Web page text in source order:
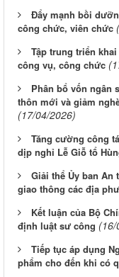
Đẩy mạnh bồi
công chức, viên chức
Tập trung triển
công vụ, công chức
Phân bổ vốn ngân
thôn mới và giảm
(17/04/2026)
Tăng cường công
dịp nghỉ Lễ Giỗ tổ
Giải thể Ủy ban An
giao thông các địa
Kết luận của Bộ
định luật sư công (16/
Tiếp tục áp dụng
phẩm cho đến khi có